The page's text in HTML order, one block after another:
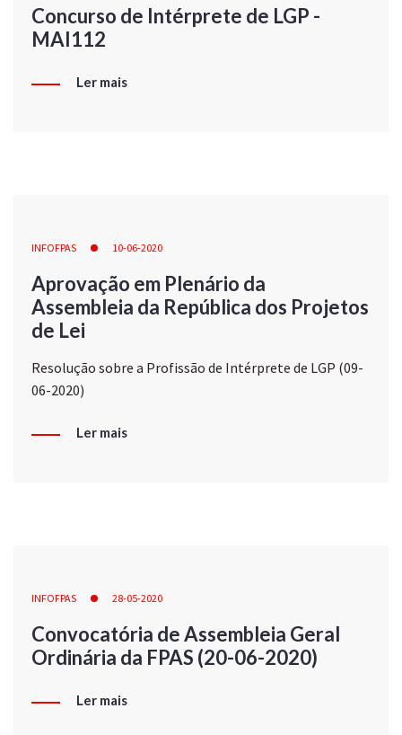
Concurso de Intérprete de LGP -
MAI112
Ler mais
INFOFPAS 10-06-2020
Aprovação em Plenário da
Assembleia da República dos Projetos
de Lei
Resolução sobre a Profissão de Intérprete de LGP (09-
06-2020)
Ler mais
INFOFPAS 28-05-2020
Convocatória de Assembleia Geral
Ordinária da FPAS (20-06-2020)
Ler mais